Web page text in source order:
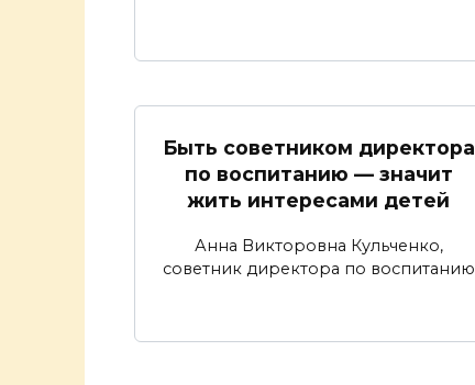
Быть советником директора
по воспитанию — значит
жить интересами детей
Анна Викторовна Кульченко,
советник директора по воспитанию